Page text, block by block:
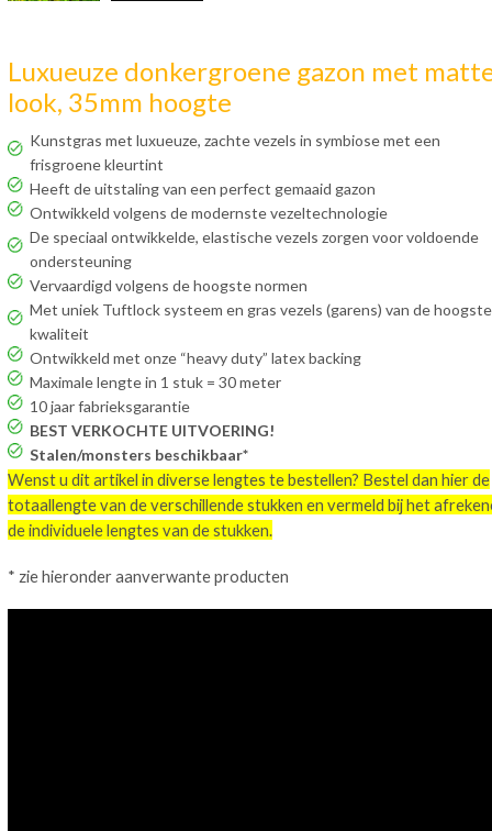
Luxueuze donkergroene gazon met
look, 35mm hoogte
Kunstgras met luxueuze, zachte vezels in symbiose met een
frisgroene kleurtint
Heeft de uitstaling van een perfect gemaaid gazon
Ontwikkeld volgens de modernste vezeltechnologie
De speciaal ontwikkelde, elastische vezels zorgen voor voldoende
ondersteuning
Vervaardigd volgens de hoogste normen
Met uniek Tuftlock systeem en gras vezels (garens) van de hoogste
kwaliteit
Ontwikkeld met onze “heavy duty” latex backing
Maximale lengte in 1 stuk = 30 meter
10 jaar fabrieksgarantie
BEST VERKOCHTE UITVOERING!
Stalen/monsters beschikbaar*
Wenst u dit artikel in diverse lengtes te bestellen? Bestel dan hier de
totaallengte van de verschillende stukken en vermeld bij het
de individuele lengtes van de stukken.
* zie hieronder aanverwante producten